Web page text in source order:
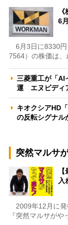
6
6月3日に8330円
7564）の株価は
三菱重工が「AI
運 エヌビディ
キオクシアHD
の反転シグナ
突然マルサ
入
2009年12月に発
『突然マルサが